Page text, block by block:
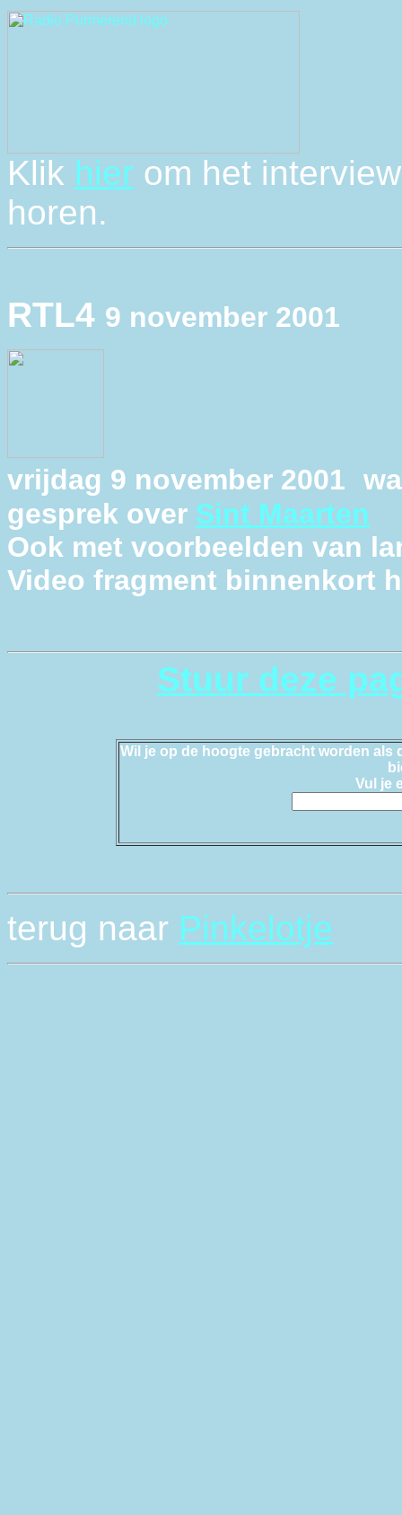
Klik hier om het
horen.
RTL4 9 november 2001
vrijdag 9 november 2001
gesprek over Sint Maarten
Ook met voorbeelden van
Video fragment binnenkort
Stuur deze
Wil je op de hoogte gebracht worden als
Vul je
terug naar Pinkelotje